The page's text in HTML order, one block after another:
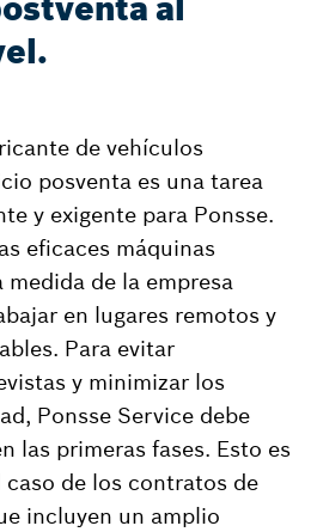
al
de vehículos
posventa es una tarea
y exigente para Ponsse.
eficaces máquinas
de la empresa
en lugares remotos y
Para evitar
y minimizar los
Ponsse Service debe
las primeras fases. Esto es
de los contratos de
incluyen un amplio